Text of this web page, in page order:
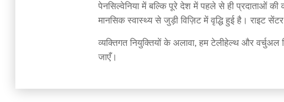
पेनसिल्वेनिया में बल्कि पूरे देश में पहले से ही प्रदाताओं की
मानसिक स्वास्थ्य से जुड़ी विज़िट में वृद्धि हुई है। राइट
व्यक्तिगत नियुक्तियों के अलावा, हम टेलीहेल्थ और
जाएँ।